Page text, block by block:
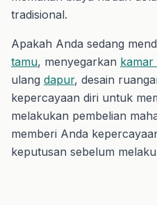
tradisional.
Apakah Anda sedang
tamu, menyegarkan kamar
ulang dapur, desain
kepercayaan diri untuk
melakukan pembelian
memberi Anda
keputusan sebelum